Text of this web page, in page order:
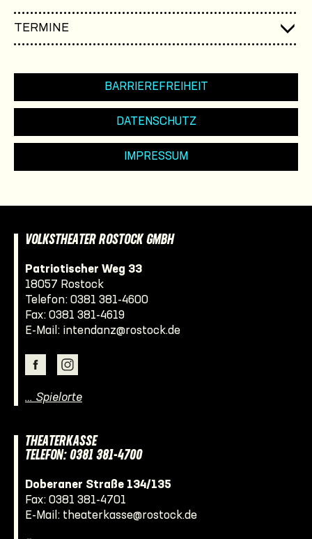
TERMINE
BARRIEREFREIHEIT
DATENSCHUTZ
IMPRESSUM
VOLKSTHEATER ROSTOCK GMBH
Patriotischer Weg 33
18057 Rostock
Telefon: 0381 381-4600
Fax: 0381 381-4619
E-Mail: intendanz@rostock.de
… Spielorte
THEATERKASSE
TELEFON: 0381 381-4700
Doberaner Straße 134/135
Fax: 0381 381-4701
E-Mail: theaterkasse@rostock.de